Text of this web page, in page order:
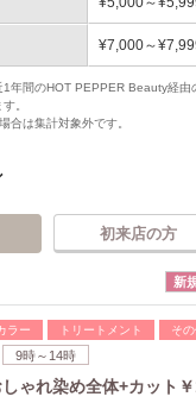
¥7,000～
年間のHOT PEPPER Beauty経由
。
合は集計対象外です。
初来店の方
新
ラー トリートメント そ
9時～14時
ゃれ染め全体+カット